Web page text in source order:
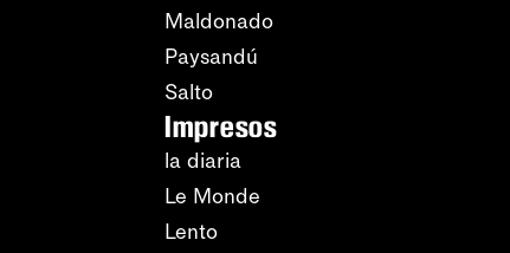
Maldonado
Paysandú
Salto
Impresos
la diaria
Le Monde
Lento